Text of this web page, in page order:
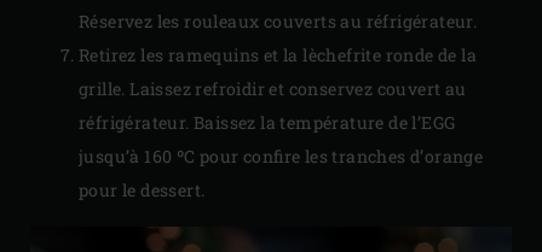
Réservez les rouleaux couverts au réfrigérateur.
Retirez les ramequins et la lèchefrite ronde de la
grille. Laissez refroidir et conservez couvert au
réfrigérateur. Baissez la température de l’EGG
jusqu’à 160 ºC pour confire les tranches d’orange
pour le dessert.